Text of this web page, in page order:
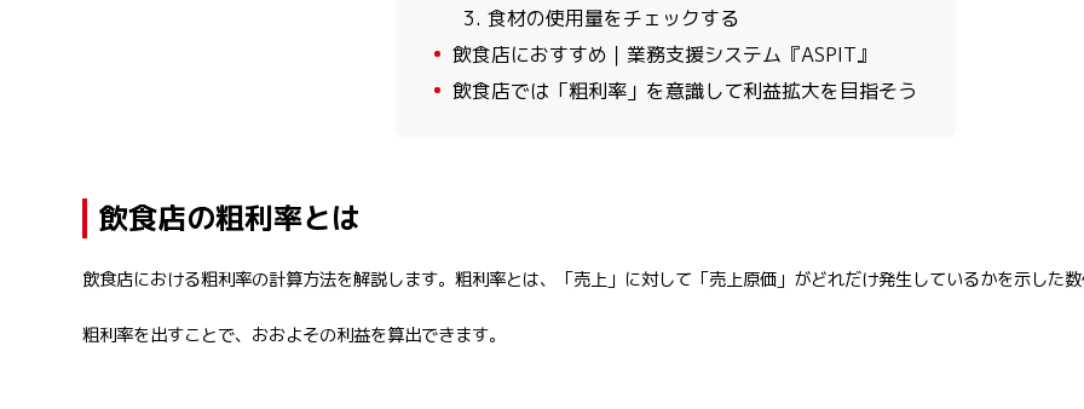
3. 食材の使用量をチェックする
7 飲食店におすすめ｜業務支援システム『ASPIT』
8 飲食店では「粗利率」を意識して利益拡大を目指そう
飲食店の粗利率とは
飲食店における粗利率の計算方法を解説します。粗利率とは、「売上」に対して「売上原価」がどれだけ発生しているかを示した
粗利率を出すことで、おおよその利益を算出できます。